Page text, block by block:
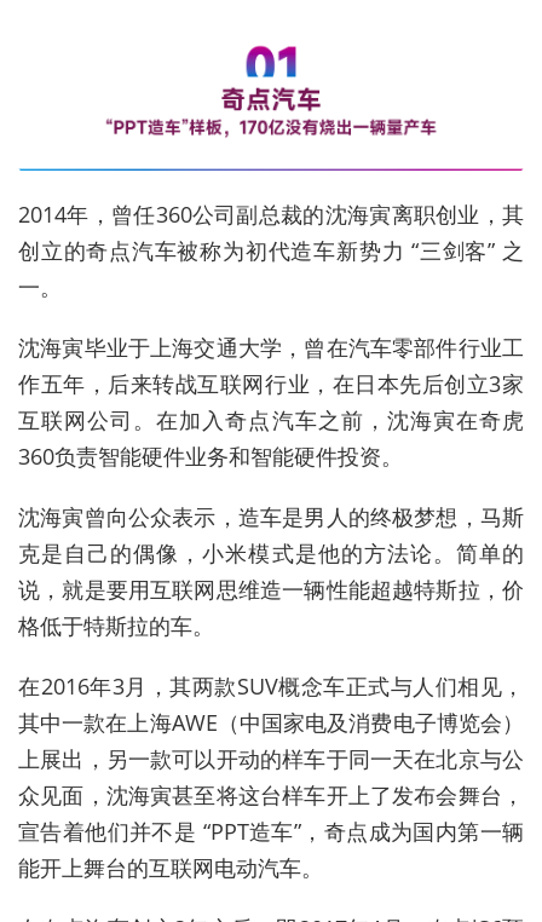
2014年，曾任360公司副总裁的沈海寅离职创业，其
创立的奇点汽车被称为初代造车新势力 “三剑客” 之
一。
沈海寅毕业于上海交通大学，曾在汽车零部件行业工
作五年，后来转战互联网行业，在日本先后创立3家
互联网公司。在加入奇点汽车之前，沈海寅在奇虎
360负责智能硬件业务和智能硬件投资。
沈海寅曾向公众表示，造车是男人的终极梦想，马斯
克是自己的偶像，小米模式是他的方法论。简单的
说，就是要用互联网思维造一辆性能超越特斯拉，价
格低于特斯拉的车。
在2016年3月，其两款SUV概念车正式与人们相见，
其中一款在上海AWE（中国家电及消费电子博览会）
上展出，另一款可以开动的样车于同一天在北京与公
众见面，沈海寅甚至将这台样车开上了发布会舞台，
宣告着他们并不是 “PPT造车”，奇点成为国内第一辆
能开上舞台的互联网电动汽车。